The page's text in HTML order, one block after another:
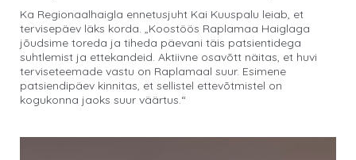
Ka Regionaalhaigla ennetusjuht Kai Kuuspalu leiab, et
tervisepäev läks korda. „Koostöös Raplamaa Haiglaga
jõudsime toreda ja tiheda päevani täis patsientidega
suhtlemist ja ettekandeid. Aktiivne osavõtt näitas, et huvi
terviseteemade vastu on Raplamaal suur. Esimene
patsiendipäev kinnitas, et sellistel ettevõtmistel on
kogukonna jaoks suur väärtus.“